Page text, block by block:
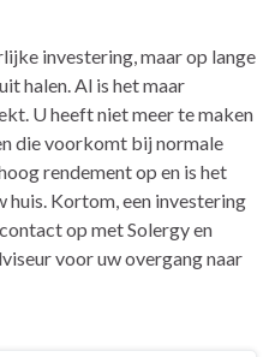
investering, maar op lange
halen. Al is het maar
U heeft niet meer te maken
die voorkomt bij normale
rendement op en is het
huis. Kortom, een investering
op met Solergy en
voor uw overgang naar